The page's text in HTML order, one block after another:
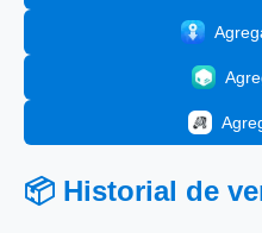
📦 Historial de